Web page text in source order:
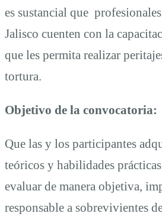
es sustancial que
Jalisco cuenten con la
que les permita realizar
tortura.
Objetivo de la convocatoria:
Que las y los participantes
teóricos y habilidades
evaluar de manera objetiva,
responsable a sobrevivientes